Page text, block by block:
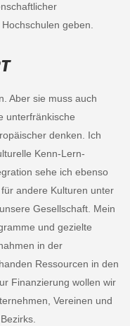
geben.
Aber sie muss auch
unterfränkische
denken. Ich
Kenn-Lern-
sehe ich ebenso
andere Kulturen unter
Gesellschaft. Mein
und gezielte
in der
Ressourcen in den
Finanzierung wollen wir
Vereinen und